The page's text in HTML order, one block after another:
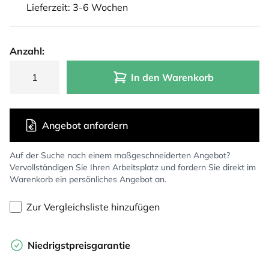
Lieferzeit: 3-6 Wochen
Anzahl:
In den Warenkorb
Auf der Suche nach einem maßgeschneiderten Angebot?
Vervollständigen Sie Ihren Arbeitsplatz und fordern Sie direkt im
Warenkorb ein persönliches Angebot an.
Angebot anfordern
Zur Vergleichsliste hinzufügen
Niedrigstpreisgarantie